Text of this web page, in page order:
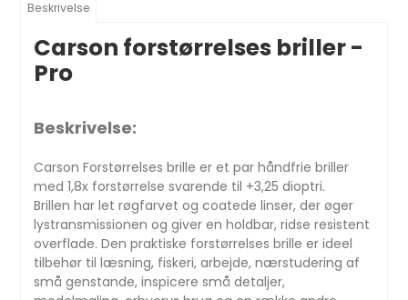
Beskrivelse
Carson forstørrelses briller -
Pro
Beskrivelse:
Carson Forstørrelses brille er et par håndfrie briller
med 1,8x forstørrelse svarende til +3,25 dioptri.
Brillen har let røgfarvet og coatede linser, der øger
lystransmissionen og giver en holdbar, ridse resistent
overflade. Den praktiske forstørrelses brille er ideel
tilbehør til læsning, fiskeri, arbejde, nærstudering af
små genstande, inspicere små detaljer,